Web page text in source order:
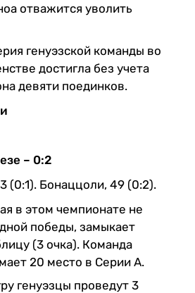
отважится уволить
генуэзской команды во
достигла без учета
девяти поединков.
– 0:2
(0:1). Бонаццоли, 49 (0:2).
в этом чемпионате не
победы, замыкает
(3 очка). Команда
20 место в Серии А.
генуэзцы проведут 3